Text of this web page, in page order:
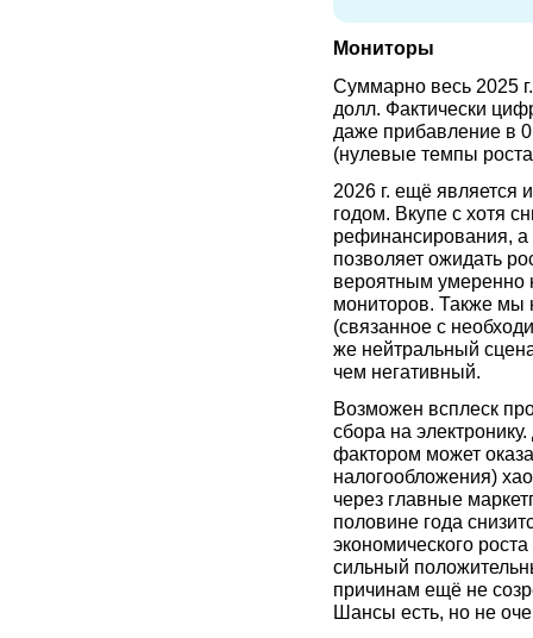
Мониторы
Суммарно весь 2025
долл. Фактически
даже прибавление в
(нулевые темпы
2026 г. ещё является
годом. Вкупе с хотя
рефинансирования,
позволяет ожидать
вероятным умеренно
мониторов. Также мы
(связанное с
же нейтральный
чем негативный.
Возможен всплеск
сбора на
фактором может
налогообложения)
через главные
половине года
экономического
сильный
причинам ещё не
Шансы есть, но не